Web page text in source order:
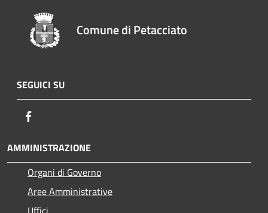
Comune di Petacciato
SEGUICI SU
AMMINISTRAZIONE
Organi di Governo
Aree Amministrative